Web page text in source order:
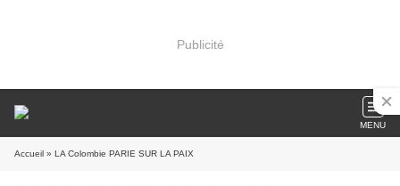
Publicité
MENU
Accueil » LA Colombie PARIE SUR LA PAIX